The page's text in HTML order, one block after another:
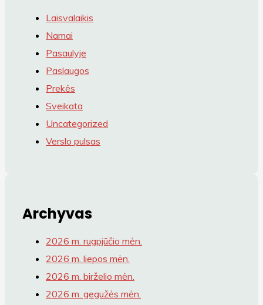
Laisvalaikis
Namai
Pasaulyje
Paslaugos
Prekės
Sveikata
Uncategorized
Verslo pulsas
Archyvas
2026 m. rugpjūčio mėn.
2026 m. liepos mėn.
2026 m. birželio mėn.
2026 m. gegužės mėn.